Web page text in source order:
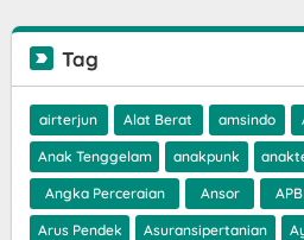
Tag
airterjun Alat Berat amsindo
Anak Tenggelam anakpunk
Angka Perceraian Ansor
Arus Pendek Asuransipertanian